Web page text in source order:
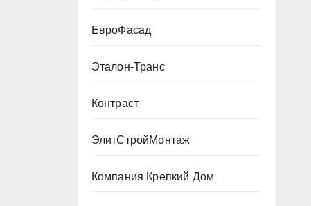
ЕвроФасад
Эталон-Транс
Контраст
ЭлитСтройМонтаж
Компания Крепкий Дом